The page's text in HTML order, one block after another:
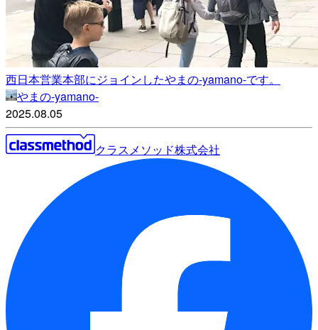
西日本営業本部にジョインしたやまの-yamano-です。
やまの-yamano-
2025.08.05
クラスメソッド株式会社